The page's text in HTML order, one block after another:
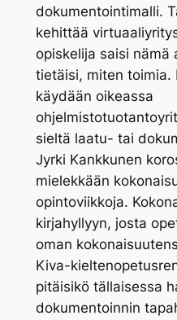
dokumentointimalli.
kehittää
opiskelija saisi nämä
tietäisi, miten toimia.
käydään oikeassa
sieltä laatu- tai
Jyrki Kankkunen
mielekkään
opintoviikkoja.
kirjahyllyyn, josta
oman
Kiva-
pitäisikö tällaisessa
dokumentoinnin